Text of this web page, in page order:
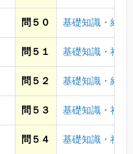
問５０ 基礎知識・経済
問５１ 基礎知識・社会
問５２ 基礎知識・経済
問５３ 基礎知識・社会
問５４ 基礎知識・社会